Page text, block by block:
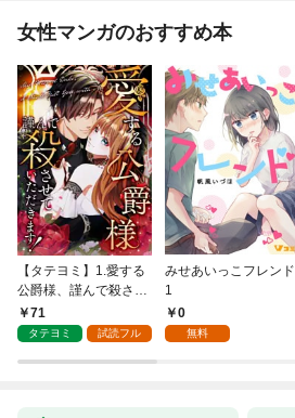
女性マンガのおすすめ本
【タテヨミ】1.愛する
公爵様、謹んで殺させ
ていただきます！
71
タテヨミ 試読フル
みせあいっこフレンド
1
0
無料